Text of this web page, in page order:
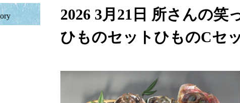
2026 3月21日 所さんの笑
ひものセットひものCセ